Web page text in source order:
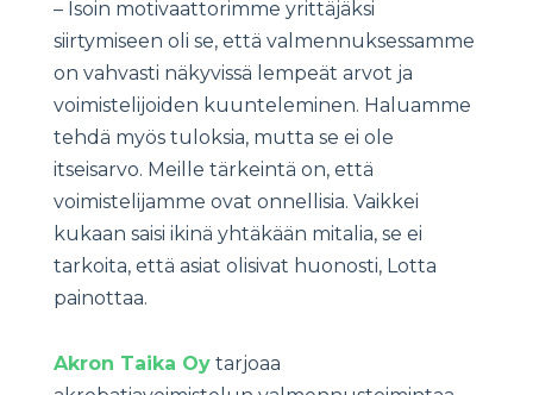
– Isoin motivaattorimme yrittäjäksi
siirtymiseen oli se, että valmennuksessamme
on vahvasti näkyvissä lempeät arvot ja
voimistelijoiden kuunteleminen. Haluamme
tehdä myös tuloksia, mutta se ei ole
itseisarvo. Meille tärkeintä on, että
voimistelijamme ovat onnellisia. Vaikkei
kukaan saisi ikinä yhtäkään mitalia, se ei
tarkoita, että asiat olisivat huonosti, Lotta
painottaa.
Akron Taika Oytarjoaa